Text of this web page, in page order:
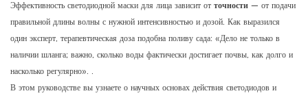
Эффективность светодиодной маски для лица зависит от точности — от подачи
правильной длины волны с нужной интенсивностью и дозой. Как выразился
один эксперт, терапевтическая доза подобна поливу сада: «Дело не только в
наличии шланга; важно, сколько воды фактически достигает почвы, как долго и
насколько регулярно». .
В этом руководстве вы узнаете о научных основах действия светодиодов и